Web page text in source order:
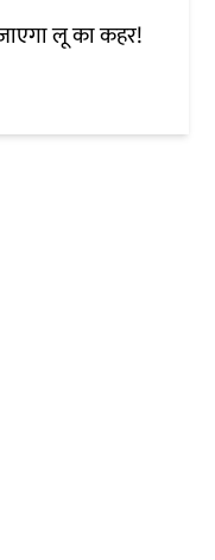
लू का कहर!